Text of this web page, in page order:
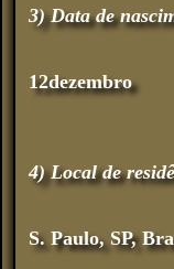
3) Data de
12dezembro
4) Local de
S. Paulo, SP,